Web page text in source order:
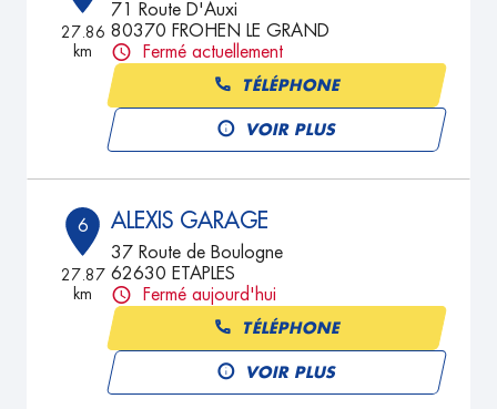
27.86
km
71 Route D'Auxi
80370 FROHEN LE GRAND
Fermé actuellement
TÉLÉPHONE
VOIR PLUS
6
27.87
km
ALEXIS GARAGE
37 Route de Boulogne
62630 ETAPLES
Fermé aujourd'hui
TÉLÉPHONE
VOIR PLUS